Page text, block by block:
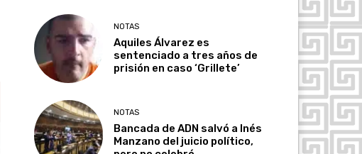
NOTAS
Aquiles Álvarez es
sentenciado a tres años de
prisión en caso ‘Grillete’
NOTAS
Bancada de ADN salvó a Inés
Manzano del juicio político,